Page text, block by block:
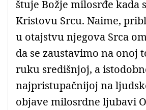
štuje Božje milosrđe kada
Kristovu Srcu. Naime,
u otajstvu njegova Srca
da se zaustavimo na onoj
ruku središnjoj, a
najpristupačnijoj na
objave milosrdne ljubavi